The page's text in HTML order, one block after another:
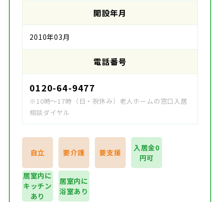
開設年月
2010年03月
電話番号
0120-64-9477
※10時～17時（日・祝休み）老人ホームの窓口入居
相談ダイヤル
自立 要介護 要支援
入居金0
円可
居室内に
キッチン
あり
居室内に
浴室あり